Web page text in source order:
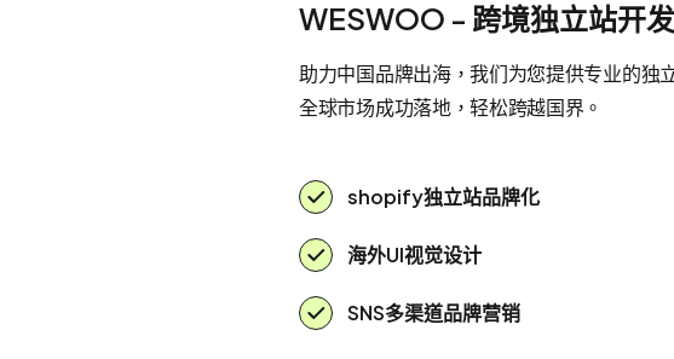
WESWOO - 跨境独立站开
助力中国品牌出海，我们为您提供专业的
全球市场成功落地，轻松跨越国界。
shopify独立站品牌化
海外UI视觉设计
SNS多渠道品牌营销